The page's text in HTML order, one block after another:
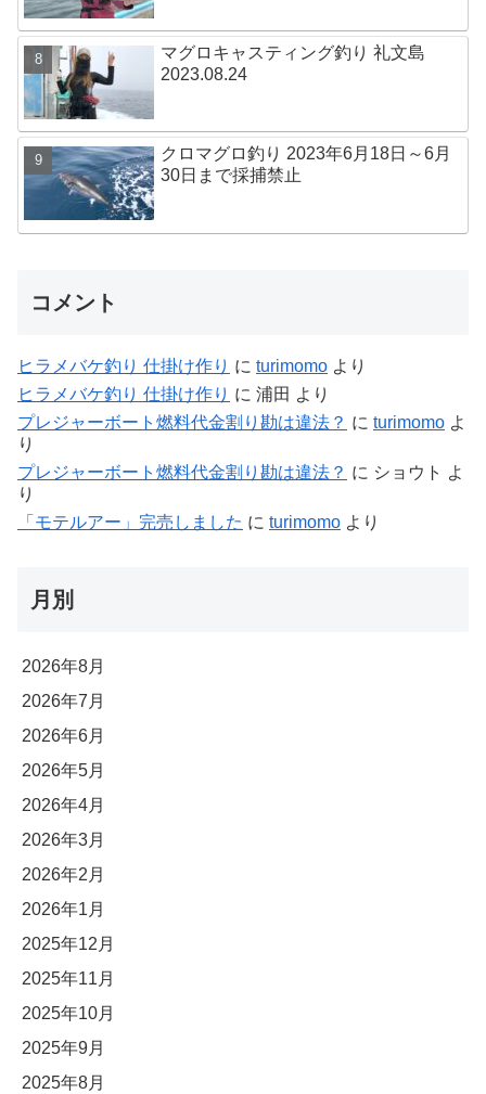
マグロキャスティング釣り 礼文島
2023.08.24
クロマグロ釣り 2023年6月18日～6月
30日まで採捕禁止
コメント
ヒラメバケ釣り 仕掛け作り に turimomo より
ヒラメバケ釣り 仕掛け作り に 浦田 より
プレジャーボート燃料代金割り勘は違法？ に turimomo よ
り
プレジャーボート燃料代金割り勘は違法？ に ショウト よ
り
「モテルアー」完売しました に turimomo より
月別
2026年8月
2026年7月
2026年6月
2026年5月
2026年4月
2026年3月
2026年2月
2026年1月
2025年12月
2025年11月
2025年10月
2025年9月
2025年8月